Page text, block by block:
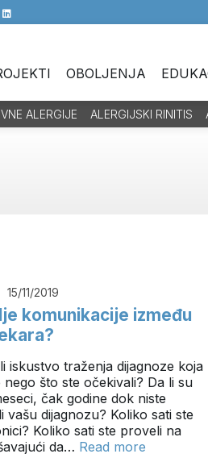
OBOLJENJA
ALERGIJE ALERGIJSKI RINITIS
15/11/2019
komunikacije između
iskustvo traženja dijagnoze koja
nego što ste očekivali? Da li su
čak godine dok niste
vašu dijagnozu? Koliko sati ste
Koliko sati ste proveli na
da… Read more